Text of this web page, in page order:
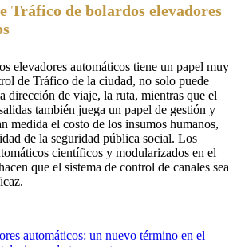
Tráfico de bolardos elevadores
elevadores automáticos tiene un papel muy
de Tráfico de la ciudad, no solo puede
dirección de viaje, la ruta, mientras que el
también juega un papel de gestión y
medida el costo de los insumos humanos,
de la seguridad pública social. Los
científicos y modularizados en el
que el sistema de control de canales sea
automáticos: un nuevo término en el